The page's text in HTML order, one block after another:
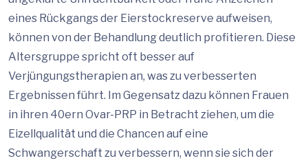
eines Rückgangs der Eierstockreserve aufweisen,
können von der Behandlung deutlich profitieren. Diese
Altersgruppe spricht oft besser auf
Verjüngungstherapien an, was zu verbesserten
Ergebnissen führt. Im Gegensatz dazu können Frauen
in ihren 40ern Ovar-PRP in Betracht ziehen, um die
Eizellqualität und die Chancen auf eine
Schwangerschaft zu verbessern, wenn sie sich der